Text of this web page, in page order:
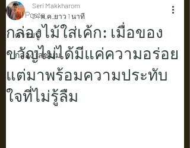
All Posts
ความรู้
กล่องใส่ขนม
กล่องไม้ใส่เค้ก: เมื่อของ
ขวัญไม่ได้มีแค่ความอร่อย
แต่มาพร้อมความประทับ
ใจที่ไม่รู้ลืม
Seri Makkharom
24 พ.ค. ยาว 1 นาที